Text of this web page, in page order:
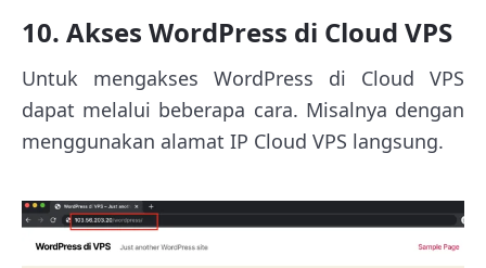
10. Akses WordPress di Cloud VPS
Untuk mengakses WordPress di Cloud VPS
dapat melalui beberapa cara. Misalnya dengan
menggunakan alamat IP Cloud VPS langsung.